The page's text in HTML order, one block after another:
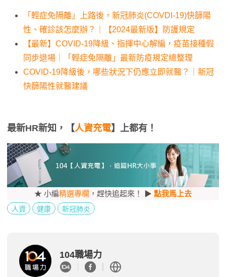
「輕症免隔離」上路後，新冠肺炎(COVDI-19)快篩陽
性、確診該怎麼辦？｜【2024最新版】防護規定
【最新】COVID-19降級、指揮中心解編，疫苗接種假
同步退場｜「輕症免隔離」最新防疫規定總整理
COVID-19降級後，哪些狀況下仍應立即就醫？｜新冠
快篩陽性就醫建議
最新HR新知，【人資充電】上都有！
★ 小編精選專欄 ，趕快追起來！ ▶ 點我馬上去
人資 健康 新冠肺炎
104職場力